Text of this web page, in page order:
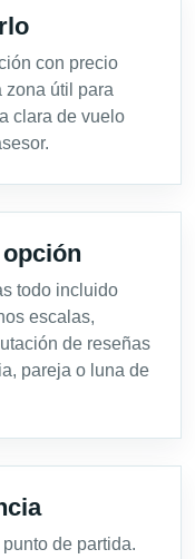
con precio
zona útil para
clara de vuelo
todo incluido
escalas,
de reseñas
pareja o luna de
de partida.